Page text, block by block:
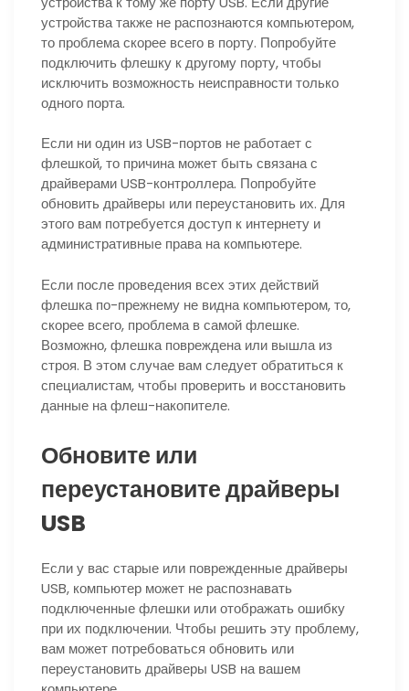
устройства также не распознаются компьютером,
то проблема скорее всего в порту. Попробуйте
подключить флешку к другому порту, чтобы
исключить возможность неисправности только
одного порта.
Если ни один из USB-портов не работает с
флешкой, то причина может быть связана с
драйверами USB-контроллера. Попробуйте
обновить драйверы или переустановить их. Для
этого вам потребуется доступ к интернету и
административные права на компьютере.
Если после проведения всех этих действий
флешка по-прежнему не видна компьютером, то,
скорее всего, проблема в самой флешке.
Возможно, флешка повреждена или вышла из
строя. В этом случае вам следует обратиться к
специалистам, чтобы проверить и восстановить
данные на флеш-накопителе.
Обновите или
переустановите драйверы
USB
Если у вас старые или поврежденные драйверы
USB, компьютер может не распознавать
подключенные флешки или отображать ошибку
при их подключении. Чтобы решить эту проблему,
вам может потребоваться обновить или
переустановить драйверы USB на вашем